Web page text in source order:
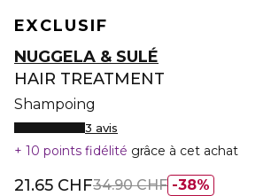
EXCLUSIF
NUGGELA & SULÉ
HAIR TREATMENT
Shampoing
3 avis
10 points fidélité grâce à cet achat
38%
21.65 CHF34.90 CHF